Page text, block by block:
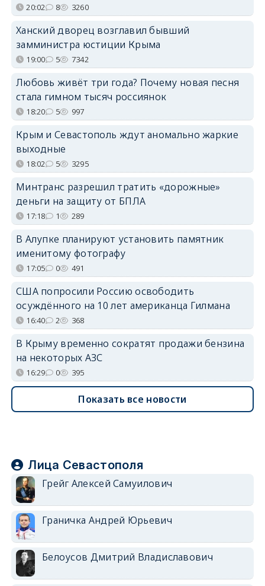
20:02 8 3260
Ханский дворец возглавил бывший
замминистра юстиции Крыма
19:00 5 7342
Любовь живёт три года? Почему новая песня
стала гимном тысяч россиянок
18:20 5 997
Крым и Севастополь ждут аномально жаркие
выходные
18:02 5 3295
Минтранс разрешил тратить «дорожные»
деньги на защиту от БПЛА
17:18 1 289
В Алупке планируют установить памятник
именитому фотографу
17:05 0 491
США попросили Россию освободить
осуждённого на 10 лет американца Гилмана
16:40 2 368
В Крыму временно сократят продажи бензина
на некоторых АЗС
16:29 0 395
Показать все новости
Лица Севастополя
Грейг Алексей Самуилович
Граничка Андрей Юрьевич
Белоусов Дмитрий Владиславович